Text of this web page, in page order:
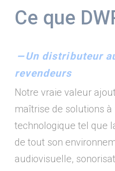
Ce que
Un distributeur
revendeurs
Notre vraie valeur
maîtrise de solutions
technologique tel que
de tout son
audiovisuelle,